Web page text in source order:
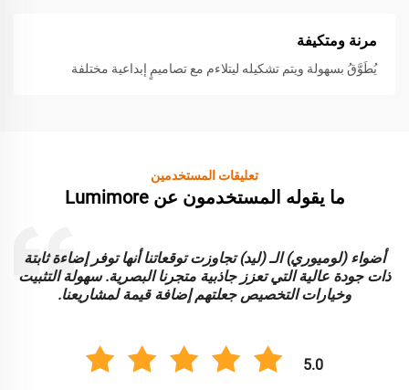
مرنة ومتكيفة
يُطَوَّقُ بسهولة ويتم تشكيله ليتلاءم مع تصاميمٍ إبداعية مختلفة
تعليقات المستخدمين
ما يقوله المستخدمون عن Lumimore
أضواء (لوميوري) الـ (ليد) تجاوزت توقعاتنا أنها توفر إضاءة ثابتة
ذات جودة عالية التي تعزز جاذبية متجرنا البصرية. سهولة التثبيت
وخيارات التخصيص جعلتهم إضافة قيمة لمشاريعنا.
5.0